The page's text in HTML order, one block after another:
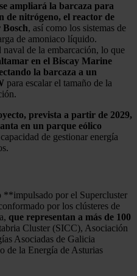
ampliará la barcaza para
de nitrógeno, el reactor de
Bosch, así como los sistemas de
de amoniaco líquido.
de la embarcación, lo que
en el Biscay Marine
la barcaza a un
para escalar el tamaño de la
prevista a partir de 2029,
en un parque eólico
de gestionar energía
por el Supercluster
por los clústeres de
que representan a más de 100
Cluster (SICC), Asociación
Asociadas de Galicia
de la Energía de Asturias